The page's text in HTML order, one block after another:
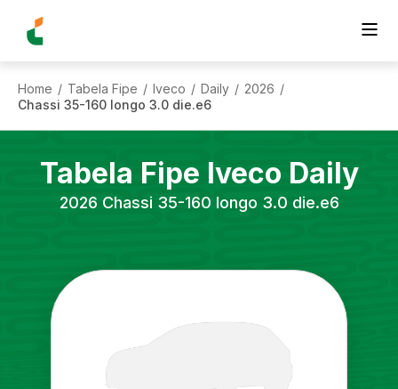
Home / Tabela Fipe / Iveco / Daily / 2026 /
Chassi 35-160 longo 3.0 die.e6
Tabela Fipe Iveco Daily
2026 Chassi 35-160 longo 3.0 die.e6